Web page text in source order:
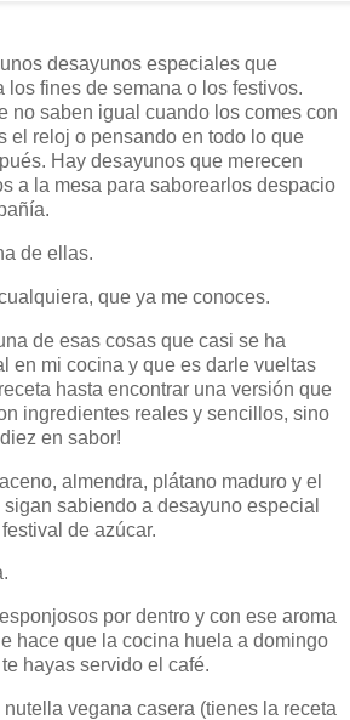
desayunos especiales que
los fines de semana o los festivos.
no saben igual cuando los comes con
el reloj o pensando en todo lo que
Hay desayunos que merecen
a la mesa para saborearlos despacio
de ellas.
que ya me conoces.
de esas cosas que casi se ha
en mi cocina y que es darle vueltas
hasta encontrar una versión que
ingredientes reales y sencillos, sino
en sabor!
almendra, plátano maduro y el
sabiendo a desayuno especial
de azúcar.
por dentro y con ese aroma
hace que la cocina huela a domingo
hayas servido el café.
vegana casera (tienes la receta